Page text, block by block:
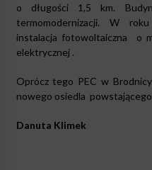
o długości 1,5 km.
termomodernizacji. W
instalacja fotowoltaiczna
o
elektrycznej .
Oprócz tego PEC w
nowego osiedla
Danuta Klimek